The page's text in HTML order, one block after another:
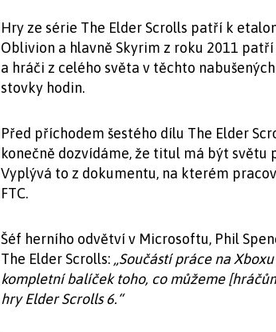
Hry ze série The Elder Scrolls patří k
Oblivion a hlavně Skyrim z roku 2011
a hráči z celého světa v těchto
stovky hodin.
Před příchodem šestého dílu The Elder
konečně dozvídáme, že titul má být světu
Vyplývá to z dokumentu, na kterém
FTC.
Šéf herního odvětví v Microsoftu, Phil
The Elder Scrolls: „Součástí práce na
kompletní balíček toho, co můžeme
hry Elder Scrolls 6.“